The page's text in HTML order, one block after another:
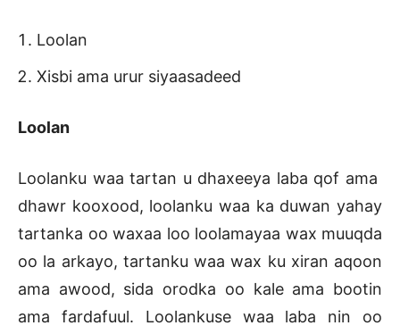
Loolan
Xisbi ama urur siyaasadeed
Loolan
Loolanku waa tartan u dhaxeeya laba qof ama
dhawr kooxood, loolanku waa ka duwan yahay
tartanka oo waxaa loo loolamayaa wax muuqda
oo la arkayo, tartanku waa wax ku xiran aqoon
ama awood, sida orodka oo kale ama bootin
ama fardafuul. Loolankuse waa laba nin oo